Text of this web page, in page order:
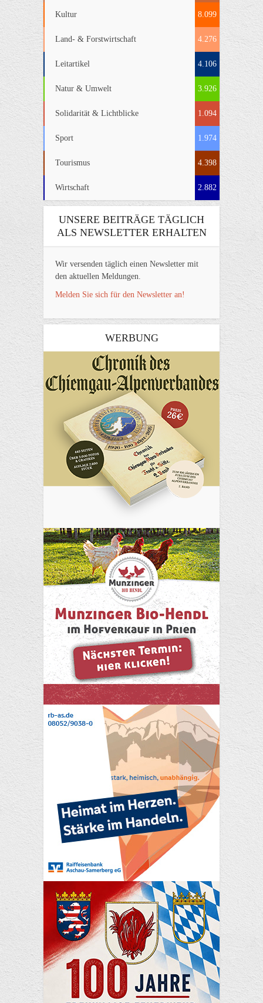
Kultur 8.099
Land- & Forstwirtschaft 4.276
Leitartikel 4.106
Natur & Umwelt 3.926
Solidarität & Lichtblicke 1.094
Sport 1.974
Tourismus 4.398
Wirtschaft 2.882
UNSERE BEITRÄGE TÄGLICH
ALS NEWSLETTER ERHALTEN
Wir versenden täglich einen Newsletter mit
den aktuellen Meldungen.
Melden Sie sich für den Newsletter an!
WERBUNG